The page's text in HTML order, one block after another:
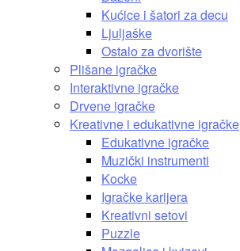
Kućice i šatori za decu
Ljuljaške
Ostalo za dvorište
Plišane igračke
Interaktivne igračke
Drvene igračke
Kreativne i edukativne igračke
Edukativne igračke
Muzički instrumenti
Kocke
Igračke karijera
Kreativni setovi
Puzzle